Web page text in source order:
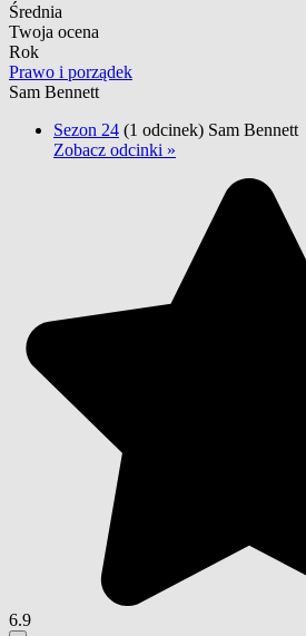
Średnia
Twoja ocena
Rok
Prawo i porządek
Sam Bennett
Sezon 24 (1 odcinek) Sam Bennett
Zobacz odcinki »
6.9